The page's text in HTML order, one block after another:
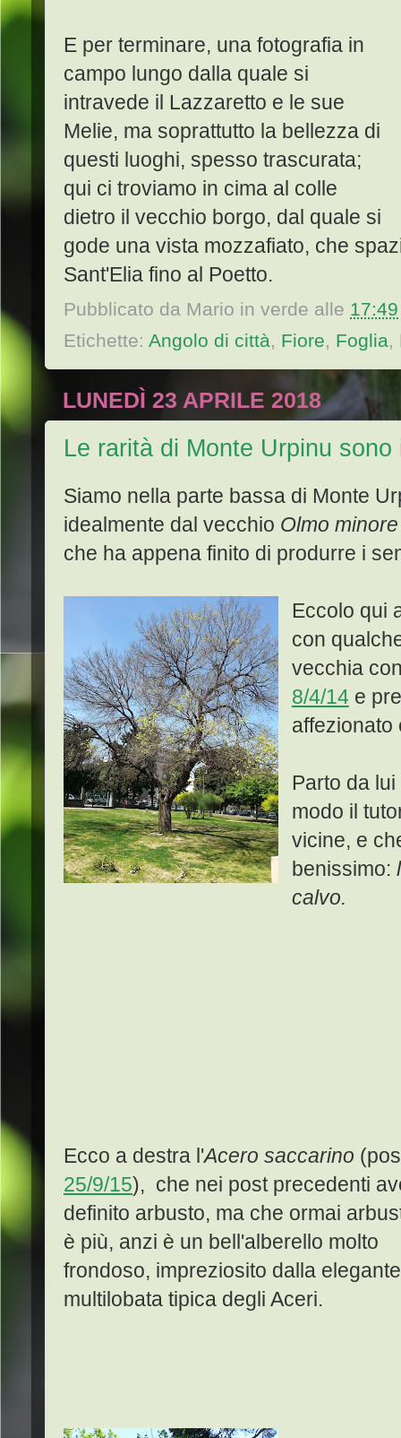
E per terminare, una fotografia in
campo lungo dalla quale si
intravede il Lazzaretto e le sue
Melie, ma soprattutto la bellezza di
questi luoghi, spesso trascurata;
qui ci troviamo in cima al colle
dietro il vecchio borgo, dal quale si
gode una vista mozzafiato, che
Sant'Elia fino al Poetto.
Pubblicato da Mario in verde alle 17:49
Etichette: Angolo di città, Fiore, Foglia,
LUNEDÌ 23 APRILE 2018
Le rarità di Monte Urpinu
Siamo nella parte bassa di Monte
idealmente dal vecchio Olmo
che ha appena finito di produrre i
Eccolo qui
con
vecchia
8/4/14e
affezionato
Parto da
modo il
vicine, e
benissimo:
calvo.
Ecco a destra l'Acero saccarino
25/9/15), che nei post precedenti
definito arbusto, ma che ormai
è più, anzi è un bell'alberello molto
frondoso, impreziosito dalla
multilobata tipica degli Aceri.